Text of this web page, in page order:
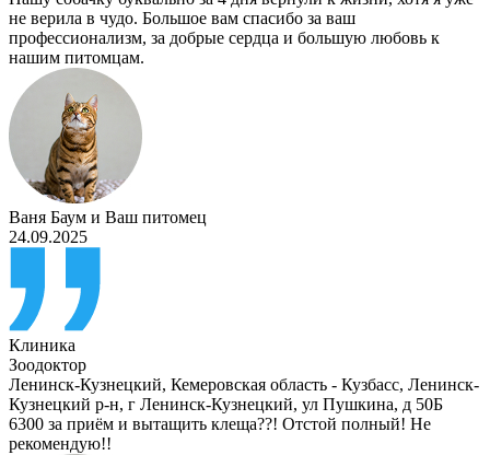
не верила в чудо. Большое вам спасибо за ваш
профессионализм, за добрые сердца и большую любовь к
нашим питомцам.
Ваня Баум и Ваш питомец
24.09.2025
Клиника
Зоодоктор
Ленинск-Кузнецкий, Кемеровская область - Кузбасс, Ленинск-
Кузнецкий р-н, г Ленинск-Кузнецкий, ул Пушкина, д 50Б
6300 за приём и вытащить клеща??! Отстой полный! Не
рекомендую!!